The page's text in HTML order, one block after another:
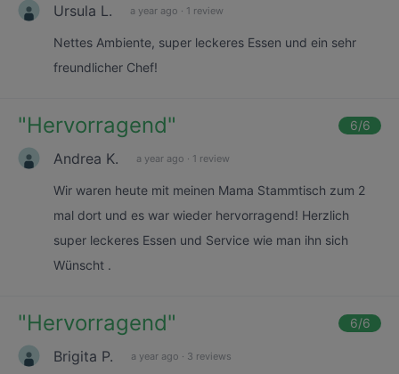
Ursula L. a year ago · 1 review
Nettes Ambiente, super leckeres Essen und ein sehr
freundlicher Chef!
"Hervorragend" 6/6
Andrea K. a year ago · 1 review
Wir waren heute mit meinen Mama Stammtisch zum 2
mal dort und es war wieder hervorragend! Herzlich
super leckeres Essen und Service wie man ihn sich
Wünscht .
"Hervorragend" 6/6
Brigita P. a year ago · 3 reviews